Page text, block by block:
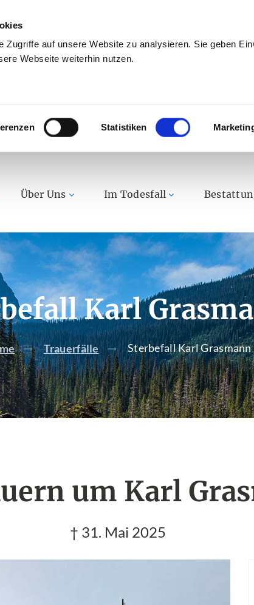
Zugriffe auf unsere Website zu analysieren. Sie geben
Webseite weiterhin nutzen.
Statistiken
Über Uns Im Todesfall
Karl
Trauerfälle Sterbefall Karl Grasmann
um Karl
† 31. Mai 2025